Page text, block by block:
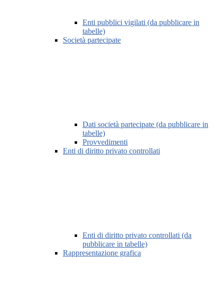
Enti pubblici vigilati (da pubblicare in
tabelle)
Società partecipate
Dati società partecipate (da pubblicare in
tabelle)
Provvedimenti
Enti di diritto privato controllati
Enti di diritto privato controllati (da
pubblicare in tabelle)
Rappresentazione grafica